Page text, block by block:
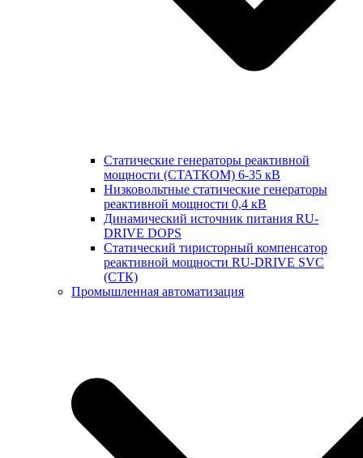
Статические генераторы реактивной
мощности (СТАТКОМ) 6-35 кВ
Низковольтные статические генераторы
реактивной мощности 0,4 кВ
Динамический источник питания RU-
DRIVE DOPS
Cтатический тиристорный компенсатор
реактивной мощности RU-DRIVE SVC
(СТК)
Промышленная автоматизация